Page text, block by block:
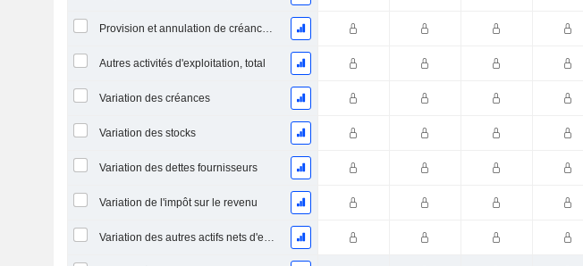
Provision et annulation de créances irrécouvrables
Autres activités d'exploitation, total
Variation des créances
Variation des stocks
Variation des dettes fournisseurs
Variation de l'impôt sur le revenu
Variation des autres actifs nets d'exploitation